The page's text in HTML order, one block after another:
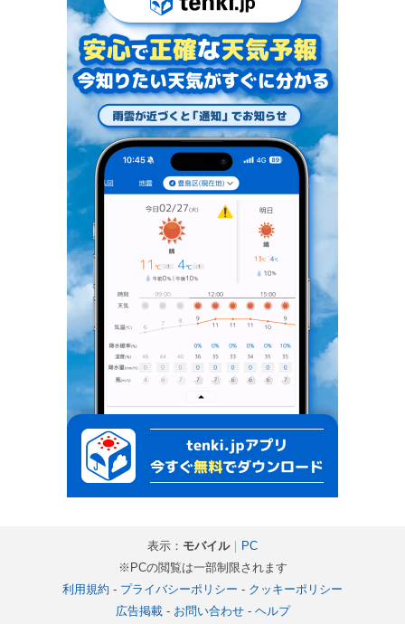
表示： モバイル｜
PC
※PCの閲覧は一部制限されます
利用規約 - プライバシーポリシー - クッキーポリシー
広告掲載- お問い合わせ- ヘルプ